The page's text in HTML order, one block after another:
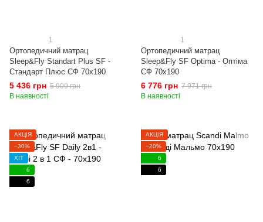
1
Ортопедичний матрац
Sleep&Fly Standart Plus SF -
Стандарт Плюс СФ 70x190
5 436 грн 5 909 грн
В наявності
1
Ортопедичний матрац
Sleep&Fly SF Optima - Оптіма
СФ 70x190
6 776 грн 7 971 грн
В наявності
АКЦІЯ
−30%
ХІТ
6
6
АКЦІЯ
−20%
6
6